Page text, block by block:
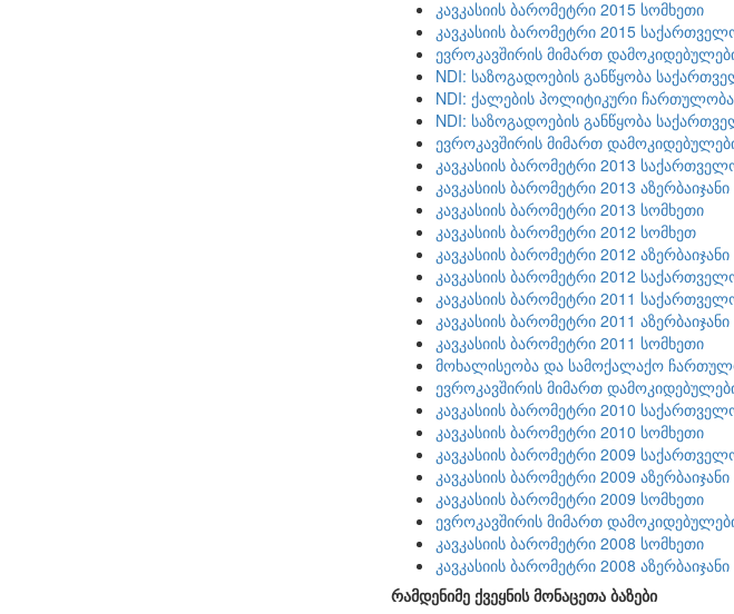
კავკასიის ბარომეტრი 2015 სომხეთი
კავკასიის ბარომეტრი 2015
ევროკავშირის მიმართ
NDI: საზოგადოების განწყობა
NDI: ქალების პოლიტიკური
NDI: საზოგადოების განწყობა
ევროკავშირის მიმართ
კავკასიის ბარომეტრი 2013
კავკასიის ბარომეტრი 2013 აზერბაიჯანი
კავკასიის ბარომეტრი 2013 სომხეთი
კავკასიის ბარომეტრი 2012 სომხეთ
კავკასიის ბარომეტრი 2012 აზერბაიჯანი
კავკასიის ბარომეტრი 2012
კავკასიის ბარომეტრი 2011
კავკასიის ბარომეტრი 2011 აზერბაიჯანი
კავკასიის ბარომეტრი 2011 სომხეთი
მოხალისეობა და სამოქალაქო
ევროკავშირის მიმართ
კავკასიის ბარომეტრი 2010
კავკასიის ბარომეტრი 2010 სომხეთი
კავკასიის ბარომეტრი 2009
კავკასიის ბარომეტრი 2009 აზერბაიჯანი
კავკასიის ბარომეტრი 2009 სომხეთი
ევროკავშირის მიმართ
კავკასიის ბარომეტრი 2008 სომხეთი
კავკასიის ბარომეტრი 2008 აზერბაიჯანი
რამდენიმე ქვეყნის მონაცეთა ბაზები